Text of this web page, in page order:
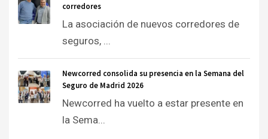
corredores
La asociación de nuevos corredores de
seguros, ...
Newcorred consolida su presencia en la Semana del
Seguro de Madrid 2026
Newcorred ha vuelto a estar presente en
la Sema...